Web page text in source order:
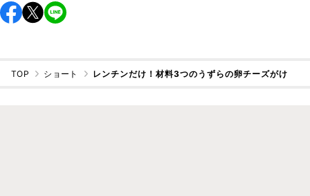
TOP ショート レンチンだけ！材料3つのうずらの卵チーズがけ